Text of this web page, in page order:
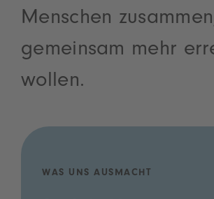
Menschen
gemeinsam mehr
wollen.
WAS UNS AUSMACHT